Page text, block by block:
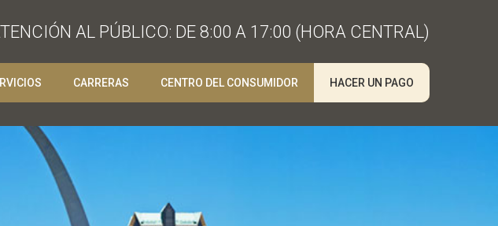
AL PÚBLICO: DE 8:00 A 17:00 (HORA CENTRAL)
CARRERAS CENTRO DEL CONSUMIDOR HACER UN PAGO